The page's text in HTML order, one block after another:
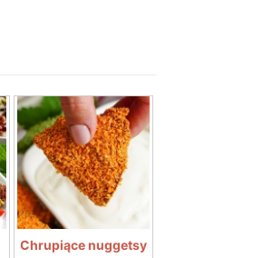
Chrupiące nuggetsy